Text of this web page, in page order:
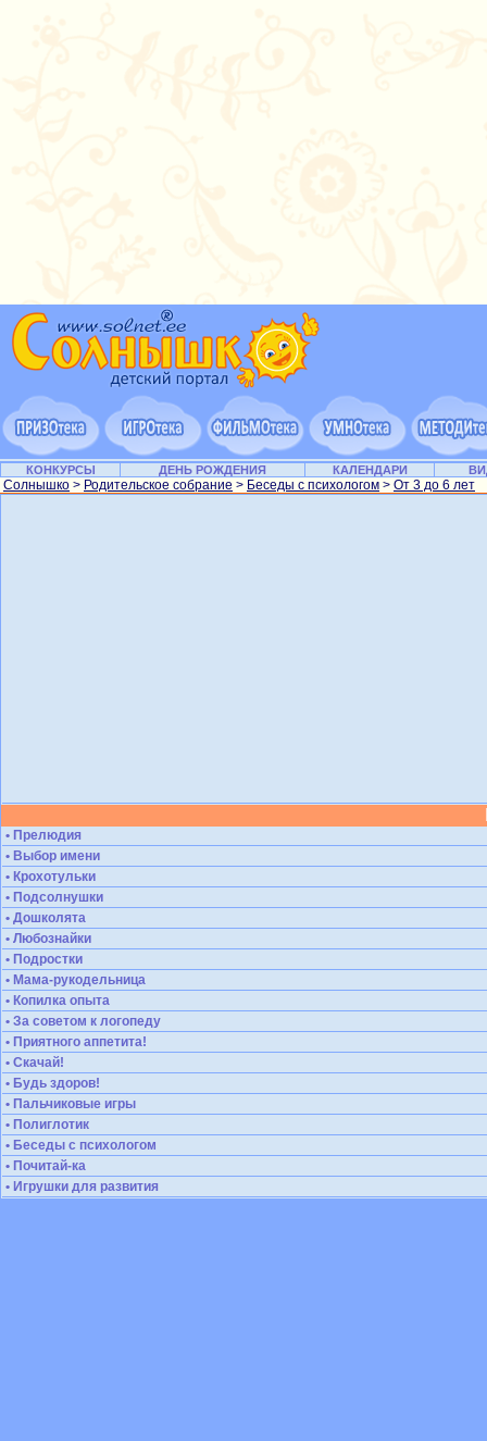
КОНКУРСЫ ДЕНЬ РОЖДЕНИЯ КАЛЕНДАРИ
Солнышко > Родительское собрание > Беседы с психологом > От 3 до 6 лет
• Прелюдия
• Выбор имени
• Крохотульки
• Подсолнушки
• Дошколята
• Любознайки
• Подростки
• Мама-рукодельница
• Копилка опыта
• За советом к логопеду
• Приятного аппетита!
• Скачай!
• Будь здоров!
• Пальчиковые игры
• Полиглотик
• Беседы с психологом
• Почитай-ка
• Игрушки для развития